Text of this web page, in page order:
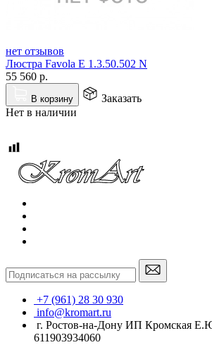
нет отзывов
Люстра Favola E 1.3.50.502 N
55 560 р.
В корзину
Заказать
Нет в наличии
+7 (961) 28 30 930
info@kromart.ru
г. Ростов-на-Дону ИП Кромская
611903934060